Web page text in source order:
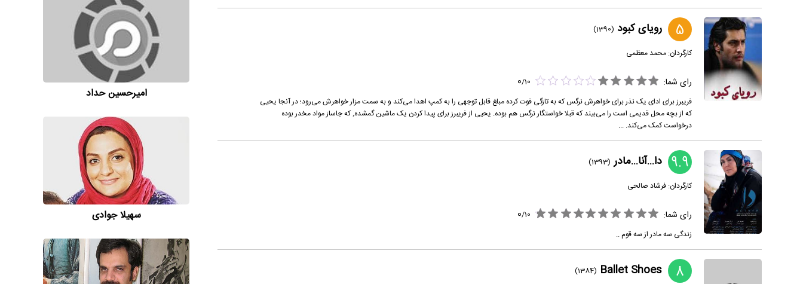
5 رویای کبود (1390)
کارگردان:محمد معظمی
رای شما: 0/10
فریبرز برای ادای یک نذر برای خواهرش نرگس که به تازگی فوت کرده مبلغ قابل توجهی را به کمپ اهدا می‌کند و به سمت مزار خواهرش می‌رود؛ در آنجا یحیی
که از بچه‌ محل‌ قدیمی است را می‌بیند که قبلا خواستگار نرگس هم بوده. یحیی از فریبرز برای پیدا کردن یک ماشین گمشده٬ که جاساز مواد مخدر بوده
درخواست کمک می‌کند. ...
9.9 دا...آنا...مادر (1393)
کارگردان:فرشاد صالحی
رای شما: 0/10
زندگی سه مادر از سه قوم ..
8
Ballet Shoes
(1384)
امیر‌حسین حداد
سهیلا جوادی